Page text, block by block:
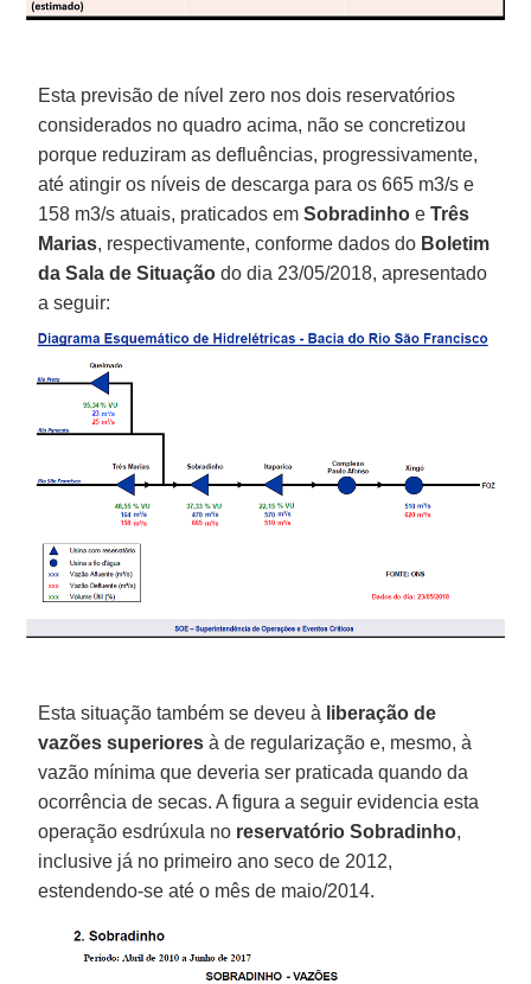
Esta previsão de nível zero nos dois reservatórios
considerados no quadro acima, não se concretizou
porque reduziram as defluências, progressivamente,
até atingir os níveis de descarga para os 665 m3/s e
158 m3/s atuais, praticados emSobradinho eTrês
Marias, respectivamente, conforme dados do Boletim
da Sala de Situação do dia 23/05/2018, apresentado
a seguir:
Esta situação também se deveu à liberação de
vazões superiores à de regularização e, mesmo, à
vazão mínima que deveria ser praticada quando da
ocorrência de secas. A figura a seguir evidencia esta
operação esdrúxula no reservatório Sobradinho,
inclusive já no primeiro ano seco de 2012,
estendendo-se até o mês de maio/2014.